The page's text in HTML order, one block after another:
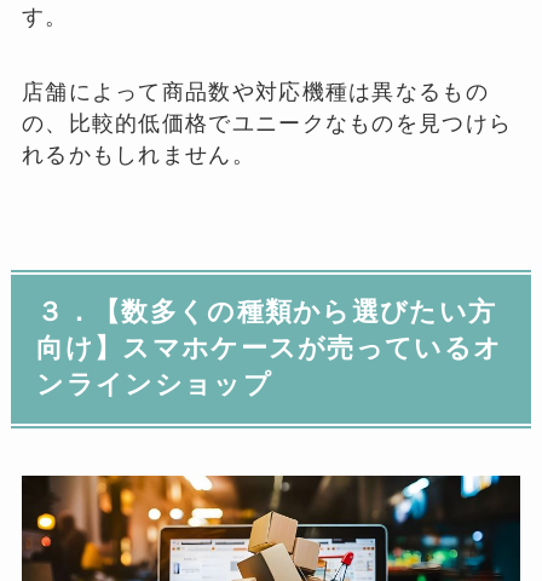
す。
店舗によって商品数や対応機種は異なるもの
の、比較的低価格でユニークなものを見つけら
れるかもしれません。
３．【数多くの種類から選びたい方
向け】スマホケースが売っているオ
ンラインショップ